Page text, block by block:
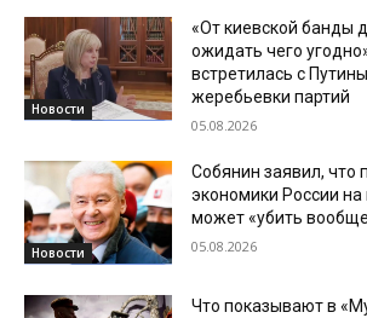
Новости
«От киевской банды
ожидать чего
встретилась с
жеребьевки партий
05.08.2026
Новости
Собянин заявил, что
экономики России
может «убить
05.08.2026
Что показывают в